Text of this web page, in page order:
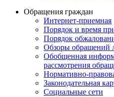
Обращения граждан
Интернет-приемная
Порядок и время
Порядок
Обзоры обращений
Обобщенная
рассмотрения
Нормативно-
Законодательная
Социальные сети